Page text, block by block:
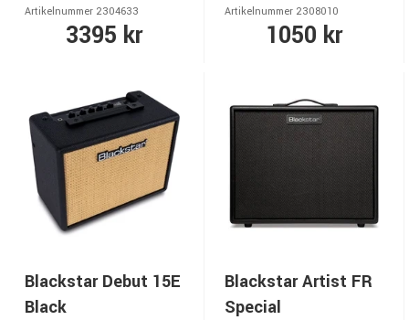
Artikelnummer 2304633
3395 kr
Artikelnummer 2308010
1050 kr
Blackstar Debut 15E
Black
Blackstar Artist FR
Special